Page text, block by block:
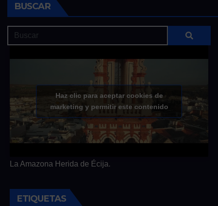
BUSCAR
Haz clic para aceptar cookies de
marketing y permitir este contenido
La Amazona Herida de Écija.
ETIQUETAS